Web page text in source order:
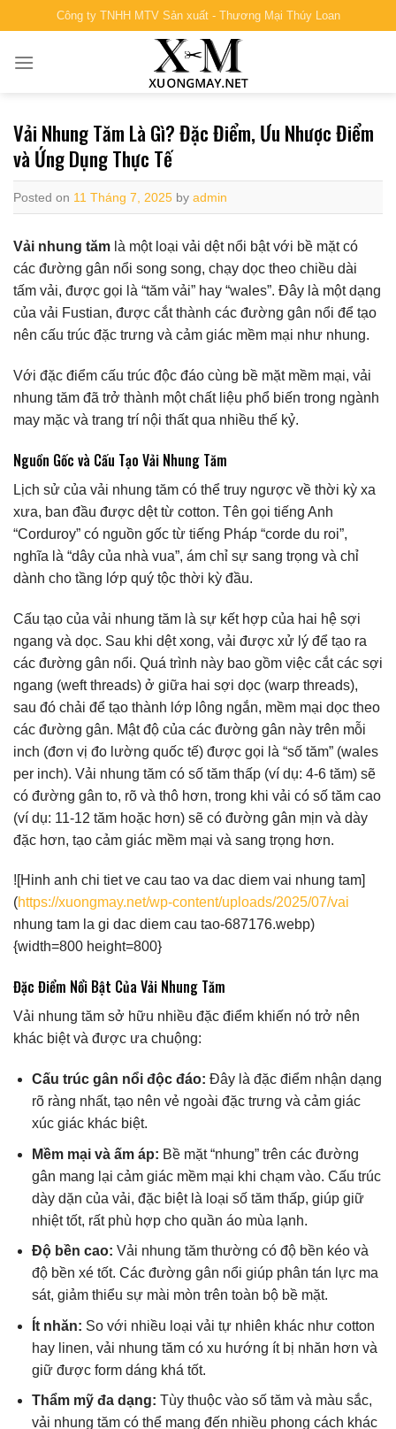
to
content
Công ty TNHH MTV Sản xuất - Thương Mại Thúy Loan
Vải Nhung Tăm Là Gì? Đặc Điểm, Ưu Nhược Điểm
và Ứng Dụng Thực Tế
Posted on 11 Tháng 7, 2025 by admin
Vải nhung tăm là một loại vải dệt nổi bật với bề mặt có
các đường gân nổi song song, chạy dọc theo chiều dài
tấm vải, được gọi là “tăm vải” hay “wales”. Đây là một dạng
của vải Fustian, được cắt thành các đường gân nổi để tạo
nên cấu trúc đặc trưng và cảm giác mềm mại như nhung.
Với đặc điểm cấu trúc độc đáo cùng bề mặt mềm mại, vải
nhung tăm đã trở thành một chất liệu phổ biến trong ngành
may mặc và trang trí nội thất qua nhiều thế kỷ.
Nguồn Gốc và Cấu Tạo Vải Nhung Tăm
Lịch sử của vải nhung tăm có thể truy ngược về thời kỳ xa
xưa, ban đầu được dệt từ cotton. Tên gọi tiếng Anh
“Corduroy” có nguồn gốc từ tiếng Pháp “corde du roi”,
nghĩa là “dây của nhà vua”, ám chỉ sự sang trọng và chỉ
dành cho tầng lớp quý tộc thời kỳ đầu.
Cấu tạo của vải nhung tăm là sự kết hợp của hai hệ sợi
ngang và dọc. Sau khi dệt xong, vải được xử lý để tạo ra
các đường gân nổi. Quá trình này bao gồm việc cắt các sợi
ngang (weft threads) ở giữa hai sợi dọc (warp threads),
sau đó chải để tạo thành lớp lông ngắn, mềm mại dọc theo
các đường gân. Mật độ của các đường gân này trên mỗi
inch (đơn vị đo lường quốc tế) được gọi là “số tăm” (wales
per inch). Vải nhung tăm có số tăm thấp (ví dụ: 4-6 tăm) sẽ
có đường gân to, rõ và thô hơn, trong khi vải có số tăm cao
(ví dụ: 11-12 tăm hoặc hơn) sẽ có đường gân mịn và dày
đặc hơn, tạo cảm giác mềm mại và sang trọng hơn.
![Hinh anh chi tiet ve cau tao va dac diem vai nhung tam]
(https://xuongmay.net/wp-content/uploads/2025/07/vai
nhung tam la gi dac diem cau tao-687176.webp)
{width=800 height=800}
Đặc Điểm Nổi Bật Của Vải Nhung Tăm
Vải nhung tăm sở hữu nhiều đặc điểm khiến nó trở nên
khác biệt và được ưa chuộng:
Cấu trúc gân nổi độc đáo: Đây là đặc điểm nhận dạng
rõ ràng nhất, tạo nên vẻ ngoài đặc trưng và cảm giác
xúc giác khác biệt.
Mềm mại và ấm áp: Bề mặt “nhung” trên các đường
gân mang lại cảm giác mềm mại khi chạm vào. Cấu trúc
dày dặn của vải, đặc biệt là loại số tăm thấp, giúp giữ
nhiệt tốt, rất phù hợp cho quần áo mùa lạnh.
Độ bền cao: Vải nhung tăm thường có độ bền kéo và
độ bền xé tốt. Các đường gân nổi giúp phân tán lực ma
sát, giảm thiểu sự mài mòn trên toàn bộ bề mặt.
Ít nhăn: So với nhiều loại vải tự nhiên khác như cotton
hay linen, vải nhung tăm có xu hướng ít bị nhăn hơn và
giữ được form dáng khá tốt.
Thẩm mỹ đa dạng: Tùy thuộc vào số tăm và màu sắc,
vải nhung tăm có thể mang đến nhiều phong cách khác